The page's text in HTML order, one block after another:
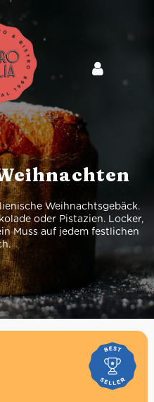
Weihnachtsgebäck.
oder Pistazien. Locker,
Muss auf jedem festlichen